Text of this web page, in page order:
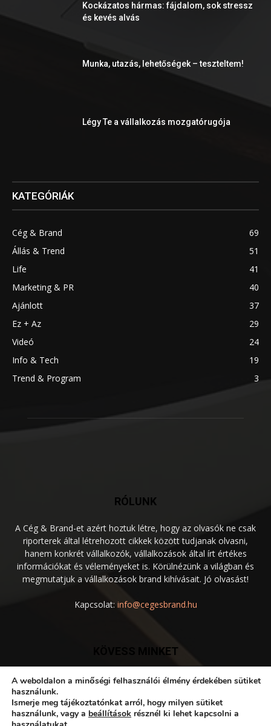
Kockázatos hármas: fájdalom, sok stressz
és kevés alvás
Munka, utazás, lehetőségek – teszteltem!
Légy Te a vállalkozás mozgatórugója
KATEGÓRIÁK
Cég & Brand
69
Állás & Trend
51
Life
41
Marketing & PR
40
Ajánlott
37
Ez + Az
29
Videó
24
Info & Tech
19
Trend & Program
3
RÓLUNK
A Cég & Brand-et azért hoztuk létre, hogy az olvasók ne csak
riporterek által létrehozott cikkek között tudjanak olvasni,
hanem konkrét vállalkozók, vállalkozások által írt értékes
információkat és véleményeket is. Körülnézünk a világban és
megmutatjuk a vállalkozások brand kihívásait. Jó olvasást!
Kapcsolat: info@cegesbrand.hu
KÖVESS MINKET
A weboldalon a minőségi felhasználói élmény érdekében sütiket
használunk.
Ismerje meg tájékoztatónkat arról, hogy milyen sütiket
használunk, vagy a beállítások résznél ki lehet kapcsolni a